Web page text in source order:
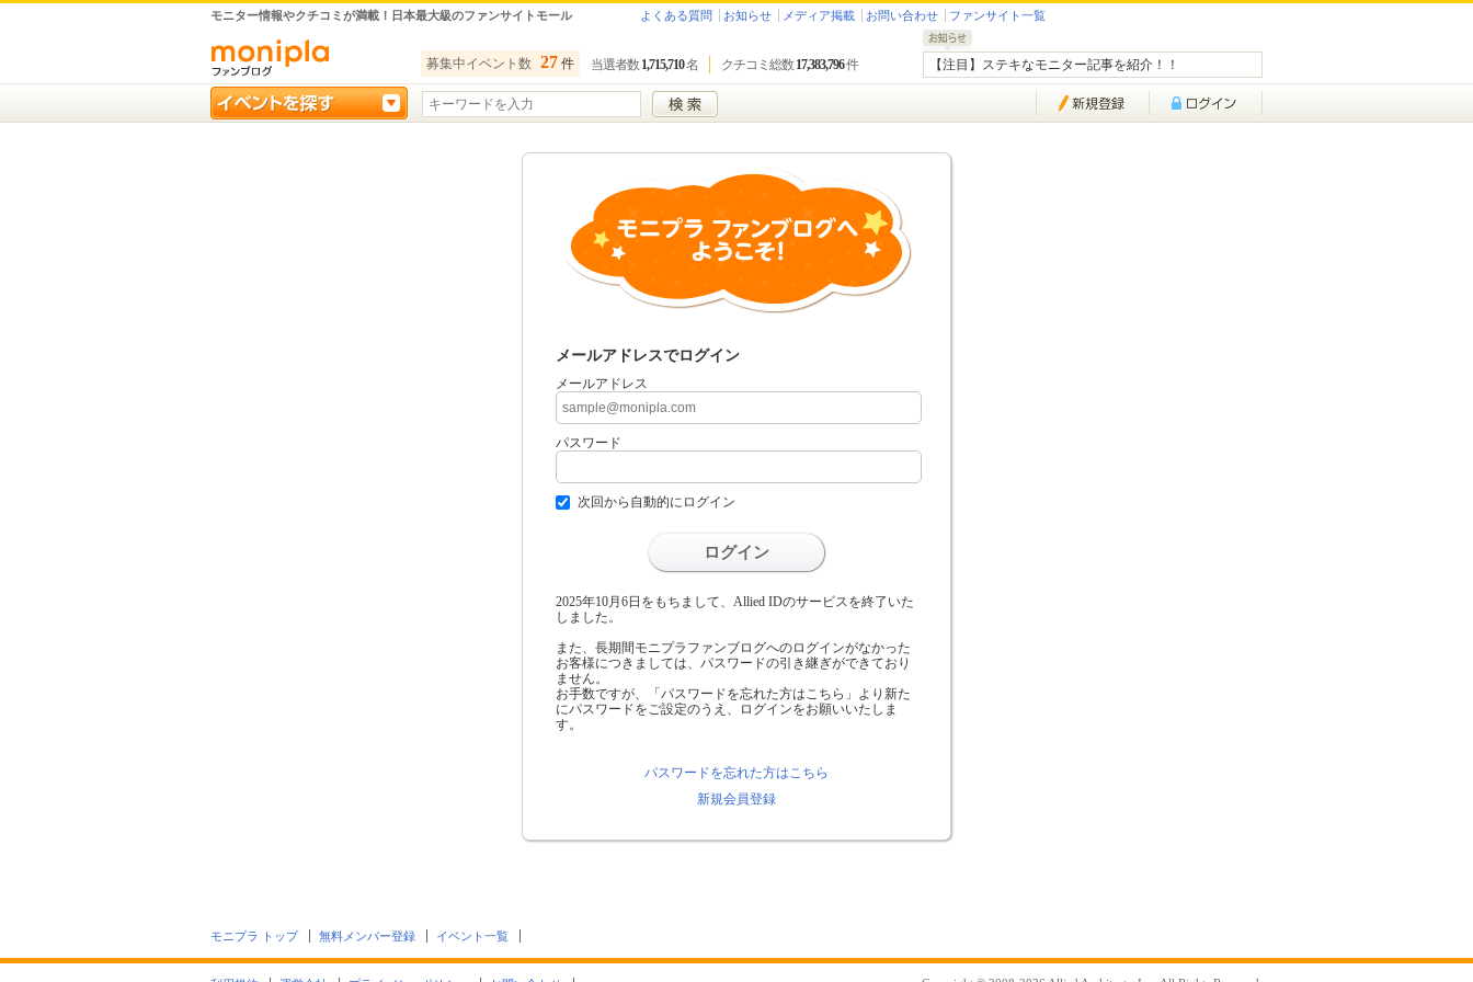
モニター情報やクチコミが満載！日本最大級のファンサイトモール よくある質問 お知らせ メディア掲載 お問い合わせ ファンサイト一覧
【注目】ステキなモニター記事を紹介！！
募集中イベント数 27 件 当選者数 1,715,710名 クチコミ総数 17,383,796件
メールアドレスでログイン
メールアドレス
パスワード
次回から自動的にログイン
ログイン
2025年10月6日をもちまして、Allied IDのサービスを終了いた
しました。
また、長期間モニプラファンブログへのログインがなかった
お客様につきましては、パスワードの引き継ぎができており
ません。
お手数ですが、「パスワードを忘れた方はこちら」より新た
にパスワードをご設定のうえ、ログインをお願いいたしま
す。
パスワードを忘れた方はこちら
新規会員登録
モニプラ トップ 無料メンバー登録 イベント一覧